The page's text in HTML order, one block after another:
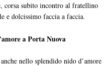
corsa subito incontro al fratellino
e dolcissimo faccia a faccia.
a Porta Nuova
nello splendido nido d’amore